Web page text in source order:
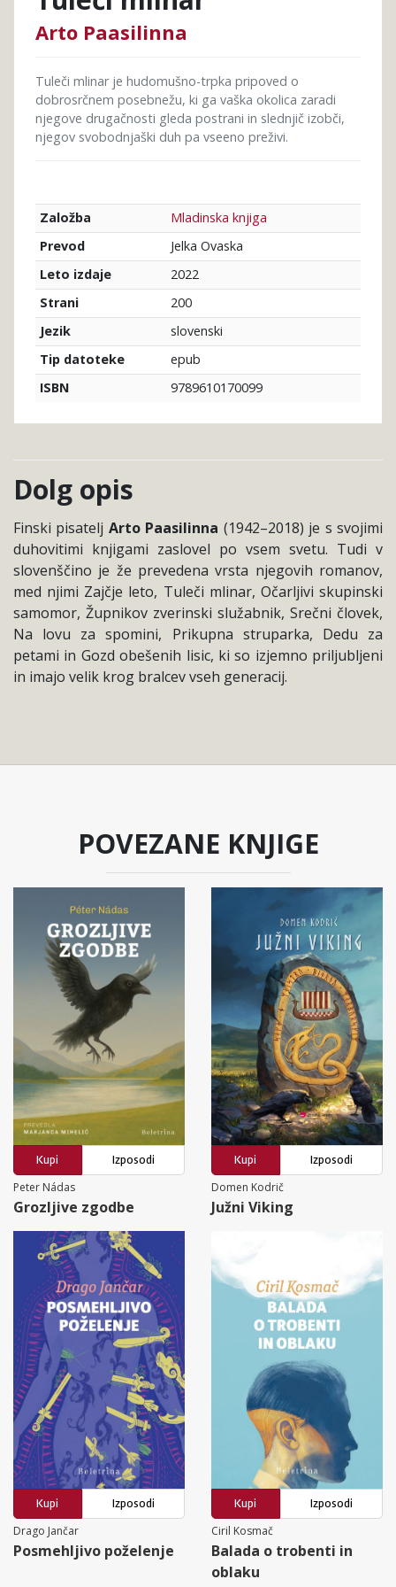
Arto Paasilinna
Tuleči mlinar je hudomušno-trpka pripoved o
dobrosrčnem posebnežu, ki ga vaška okolica zaradi
njegove drugačnosti gleda postrani in slednjič izobči,
njegov svobodnjaški duh pa vseeno preživi.
Založba
Mladinska knjiga
Prevod
Jelka Ovaska
Leto izdaje
2022
Strani
200
Jezik
slovenski
Tip datoteke
epub
ISBN
9789610170099
Dolg opis
Finski pisatelj Arto Paasilinna (1942–2018) je s svojimi
duhovitimi knjigami zaslovel po vsem svetu. Tudi v
slovenščino je že prevedena vrsta njegovih romanov,
med njimi Zajčje leto, Tuleči mlinar, Očarljivi skupinski
samomor, Župnikov zverinski služabnik, Srečni človek,
Na lovu za spomini, Prikupna struparka, Dedu za
petami in Gozd obešenih lisic, ki so izjemno priljubljeni
in imajo velik krog bralcev vseh generacij.
POVEZANE KNJIGE
Kupi
Izposodi
Peter Nádas
Grozljive zgodbe
Kupi
Izposodi
Domen Kodrič
Južni Viking
Kupi
Izposodi
Drago Jančar
Posmehljivo poželenje
Kupi
Izposodi
Ciril Kosmač
Balada o trobenti in
oblaku